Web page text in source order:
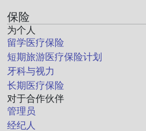
保险
为个人
留学医疗保险
短期旅游医疗保险计划
牙科与视力
长期医疗保险
对于合作伙伴
管理员
经纪人